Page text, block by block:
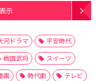
示
河ドラマ
平安時代
戦国武将
スイーツ
画 時代劇
テレビ